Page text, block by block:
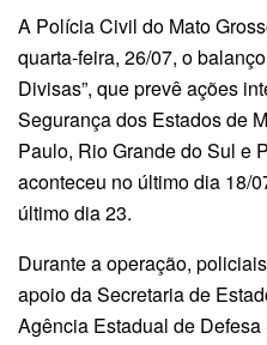
A Polícia Civil do Mato
quarta-feira, 26/07, o
Divisas”, que prevê ações
Segurança dos Estados de
Paulo, Rio Grande do Sul e
aconteceu no último dia 18/
último dia 23.
Durante a operação,
apoio da Secretaria de
Agência Estadual de